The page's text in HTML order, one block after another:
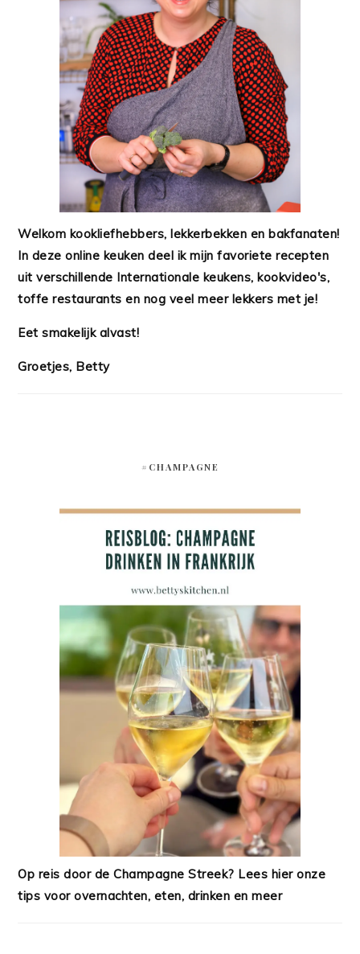
Welkom kookliefhebbers, lekkerbekken en bakfanaten!
In deze online keuken deel ik mijn favoriete recepten
uit verschillende Internationale keukens, kookvideo's,
toffe restaurants en nog veel meer lekkers met je!
Eet smakelijk alvast!
Groetjes, Betty
#CHAMPAGNE
Op reis door de Champagne Streek? Lees hier onze
tips voor overnachten, eten, drinken en meer